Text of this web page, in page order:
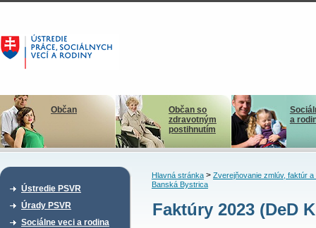
Občan
Občan so
zdravotným
postihnutím
a
Ústredie PSVR
Úrady PSVR
Sociálne veci a rodina
Hlavná stránka> Zverejňovanie zmlúv, faktúr a
Banská Bystrica
Faktúry 2023 (DeD